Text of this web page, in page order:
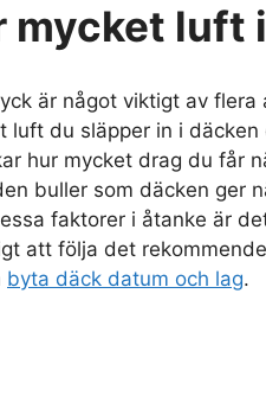
mycket luft
är något viktigt av
luft du släpper in i
hur mycket drag du får
buller som däcken ger
faktorer i åtanke är
att följa det
byta däck datum och lag.